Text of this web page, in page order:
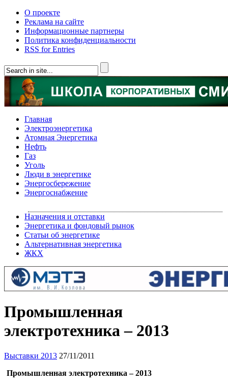
О проекте
Реклама на сайте
Информационные партнеры
Политика конфиденциальности
RSS for Entries
Главная
Электроэнергетика
Атомная Энергетика
Нефть
Газ
Уголь
Люди в энергетике
Энергосбережение
Энергоснабжение
Назначения и отставки
Энергетика и фондовый рынок
Статьи об энергетике
Альтернативная энергетика
ЖКХ
Промышленная
электротехника – 2013
Выставки 2013 27/11/2011
Промышленная электротехника – 2013